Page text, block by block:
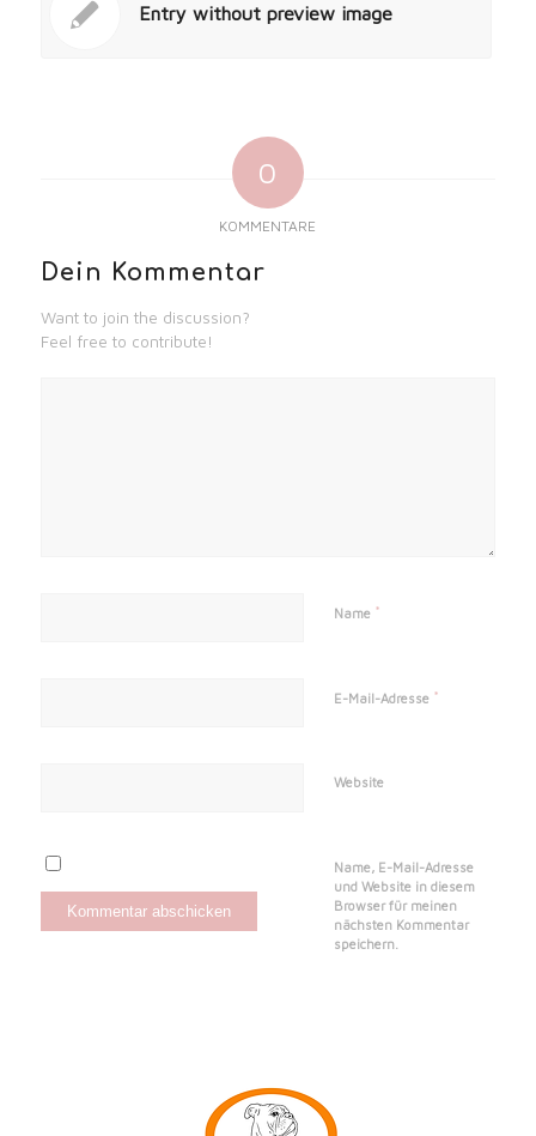
Entry without preview image
0
KOMMENTARE
Dein Kommentar
Want to join the discussion?
Feel free to contribute!
Name *
E-Mail-Adresse *
Website
Name, E-Mail-Adresse
und Website in diesem
Browser für meinen
nächsten Kommentar
speichern.